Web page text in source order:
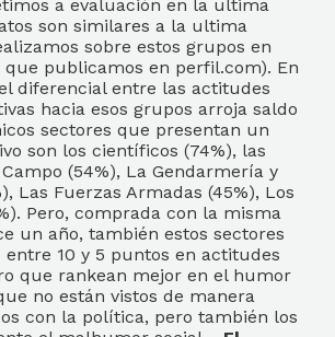
a evaluación en la ultima
son similares a la ultima
sobre estos grupos en
que publicamos en perfil.com). En
diferencial entre las actitudes
hacia esos grupos arroja saldo
sectores que presentan un
son los científicos (74%), las
Campo (54%), La Gendarmería y
Las Fuerzas Armadas (45%), Los
Pero, comprada con la misma
un año, también estos sectores
entre 10 y 5 puntos en actitudes
que rankean mejor en el humor
no están vistos de manera
con la política, pero también los